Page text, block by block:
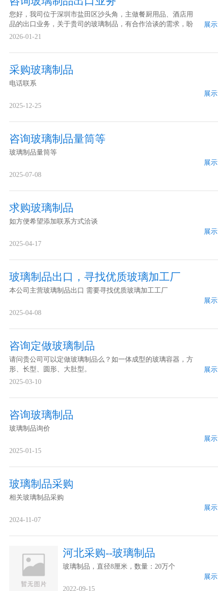
您好，我司位于深圳市盐田区沙头角，主做餐厨用品、酒店用
品的出口业务，关于贵司的玻璃制品，有合作洽谈的需求，盼
回复，谢谢！
展
2026-01-21
采购玻璃制品
电话联系
展
2025-12-25
咨询玻璃制品量筒等
玻璃制品量筒等
展
2025-07-08
求购玻璃制品
如方便希望添加联系方式洽谈
展
2025-04-17
玻璃制品出口，寻找优质玻璃加工厂
本公司主营玻璃制品出口 需要寻找优质玻璃加工工厂
展
2025-04-08
咨询定做玻璃制品
请问贵公司可以定做玻璃制品么？如一体成型的玻璃容器，方
形、长型、圆形、大肚型。
展
2025-03-10
咨询玻璃制品
玻璃制品询价
展
2025-01-15
玻璃制品采购
相关玻璃制品采购
展
2024-11-07
河北采购--玻璃制品
玻璃制品，直径8厘米，数量：20万个
展
2022-09-15